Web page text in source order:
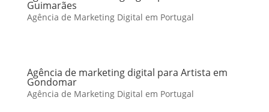
Guimarães
Agência de Marketing Digital em Portugal
Agência de marketing digital para Artista em
Gondomar
Agência de Marketing Digital em Portugal